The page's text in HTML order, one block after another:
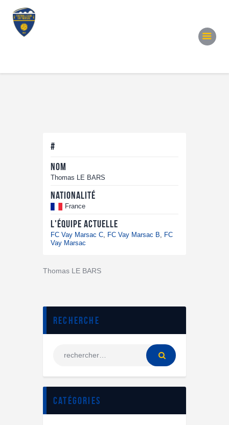
#
Nom
Thomas LE BARS
Nationalité
France
L'équipe actuelle
FC Vay Marsac C, FC Vay Marsac B, FC
Vay Marsac
Thomas LE BARS
Recherche
Catégories